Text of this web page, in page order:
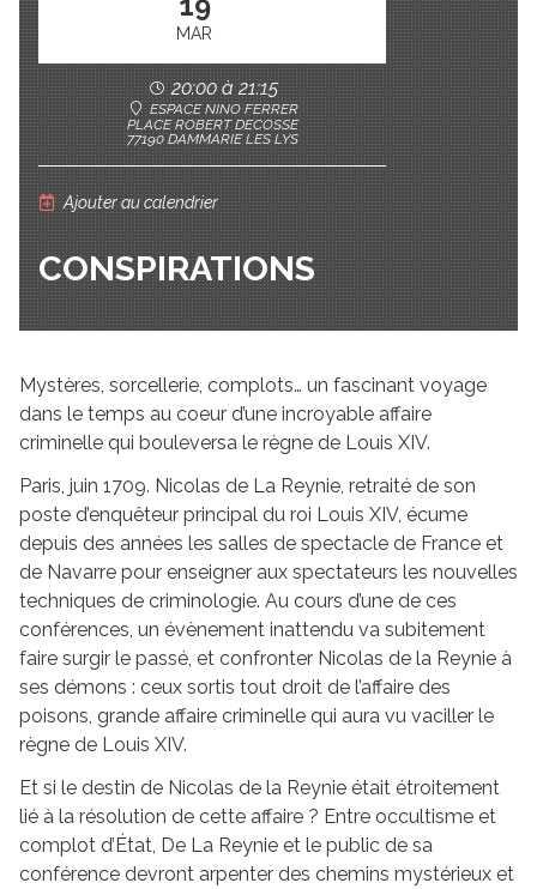
MAR
20:00 à 21:15
ESPACE NINO FERRER
PLACE ROBERT DECOSSE
77190 DAMMARIE LES LYS
Ajouter au calendrier
CONSPIRATIONS
Mystères, sorcellerie, complots… un fascinant voyage
dans le temps au coeur d’une incroyable affaire
criminelle qui bouleversa le règne de Louis XIV.
Paris, juin 1709. Nicolas de La Reynie, retraité de son
poste d’enquêteur principal du roi Louis XIV, écume
depuis des années les salles de spectacle de France et
de Navarre pour enseigner aux spectateurs les nouvelles
techniques de criminologie. Au cours d’une de ces
conférences, un évènement inattendu va subitement
faire surgir le passé, et confronter Nicolas de la Reynie à
ses démons : ceux sortis tout droit de l’affaire des
poisons, grande affaire criminelle qui aura vu vaciller le
règne de Louis XIV.
Et si le destin de Nicolas de la Reynie était étroitement
lié à la résolution de cette affaire ? Entre occultisme et
complot d’État, De La Reynie et le public de sa
conférence devront arpenter des chemins mystérieux et